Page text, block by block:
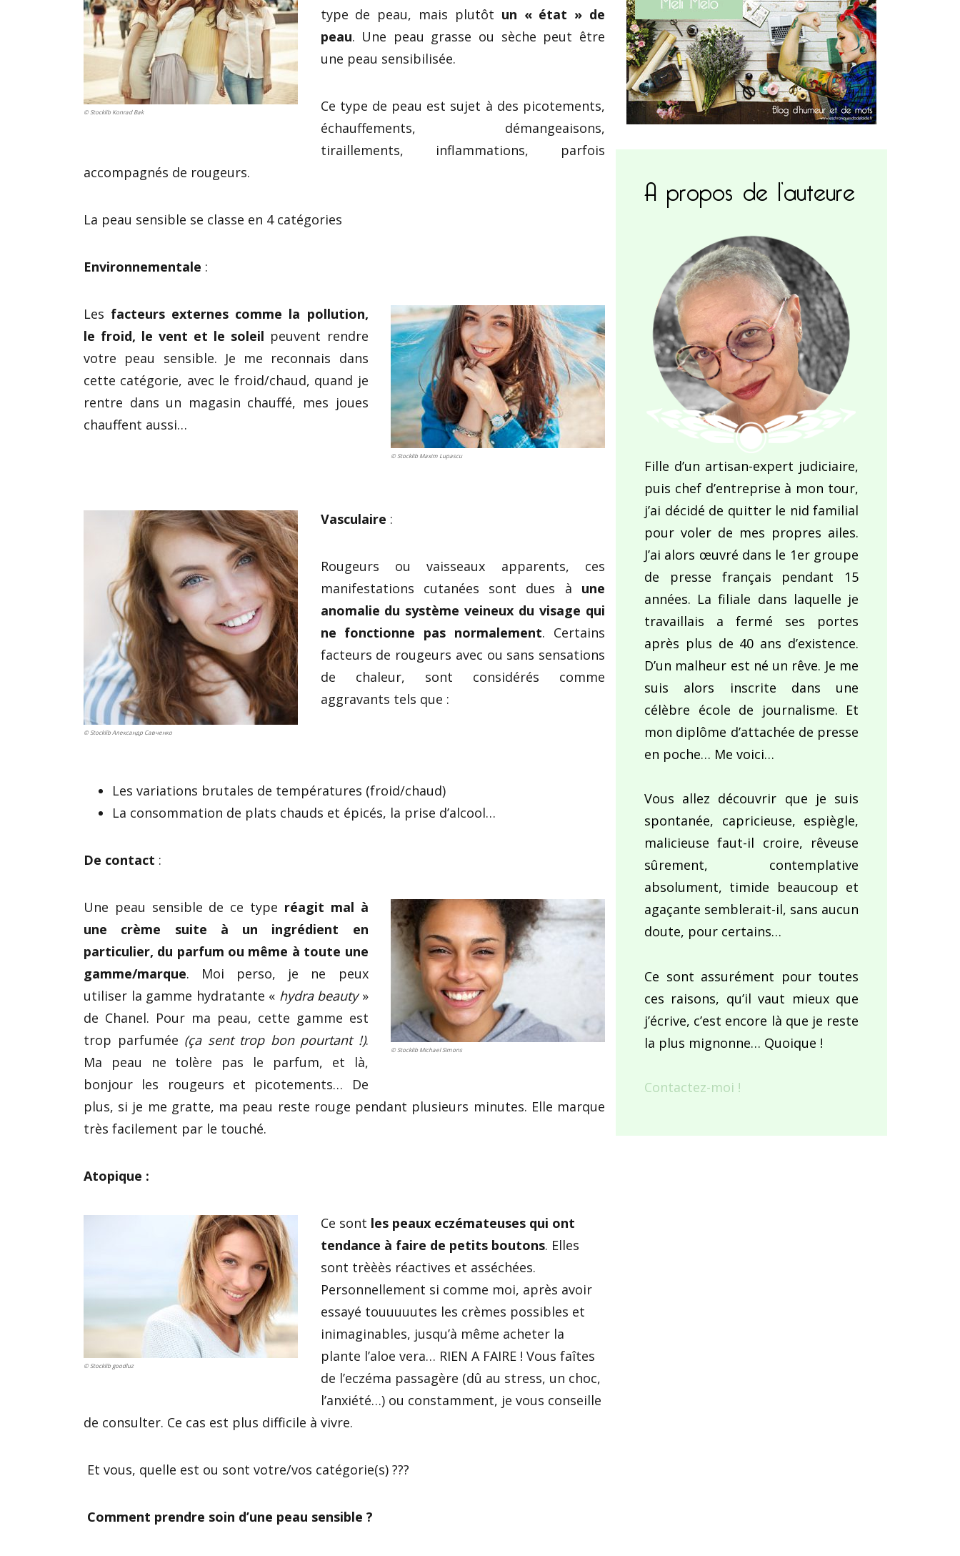
© Stocklib Konrad Bak
type de peau, mais plutôt un « état » de
peau. Une peau grasse ou sèche peut être
une peau sensibilisée.
Ce type de peau est sujet à des picotements,
échauffements, démangeaisons,
tiraillements, inflammations, parfois
accompagnés de rougeurs.
La peau sensible se classe en 4 catégories
Environnementale :
© Stocklib Maxim Lupascu
Les facteurs externes comme la pollution,
le froid, le vent et le soleil peuvent rendre
votre peau sensible. Je me reconnais dans
cette catégorie, avec le froid/chaud, quand je
rentre dans un magasin chauffé, mes joues
chauffent aussi…
© Stocklib Александр Савченко
Vasculaire :
Rougeurs ou vaisseaux apparents, ces
manifestations cutanées sont dues à une
anomalie du système veineux du visage qui
ne fonctionne pas normalement. Certains
facteurs de rougeurs avec ou sans sensations
de chaleur, sont considérés comme
aggravants tels que :
Les variations brutales de températures (froid/chaud)
La consommation de plats chauds et épicés, la prise d’alcool…
De contact :
© Stocklib Michael Simons
Une peau sensible de ce type réagit mal à
une crème suite à un ingrédient en
particulier, du parfum ou même à toute une
gamme/marque. Moi perso, je ne peux
utiliser la gamme hydratante « hydra beauty»
de Chanel. Pour ma peau, cette gamme est
trop parfumée (ça sent trop bon pourtant !).
Ma peau ne tolère pas le parfum, et là,
bonjour les rougeurs et picotements… De
plus, si je me gratte, ma peau reste rouge pendant plusieurs minutes. Elle marque
très facilement par le touché.
Atopique :
© Stocklib goodluz
Ce sont les peaux eczémateuses qui ont
tendance à faire de petits boutons. Elles
sont trèèès réactives et asséchées.
Personnellement si comme moi, après avoir
essayé touuuuutes les crèmes possibles et
inimaginables, jusqu’à même acheter la
plante l’aloe vera… RIEN A FAIRE ! Vous faîtes
de l’eczéma passagère (dû au stress, un choc,
l’anxiété…) ou constamment, je vous conseille
de consulter. Ce cas est plus difficile à vivre.
Et vous, quelle est ou sont votre/vos catégorie(s) ???
Comment prendre soin d’une peau sensible ?
A propos de l’auteure
Fille d’un artisan-expert judiciaire,
puis chef d’entreprise à mon tour,
j’ai décidé de quitter le nid familial
pour voler de mes propres ailes.
J’ai alors œuvré dans le 1er groupe
de presse français pendant 15
années. La filiale dans laquelle je
travaillais a fermé ses portes
après plus de 40 ans d’existence.
D’un malheur est né un rêve. Je me
suis alors inscrite dans une
célèbre école de journalisme. Et
mon diplôme d’attachée de presse
en poche… Me voici…
Vous allez découvrir que je suis
spontanée, capricieuse, espiègle,
malicieuse faut-il croire, rêveuse
sûrement, contemplative
absolument, timide beaucoup et
agaçante semblerait-il, sans aucun
doute, pour certains…
Ce sont assurément pour toutes
ces raisons, qu’il vaut mieux que
j’écrive, c’est encore là que je reste
la plus mignonne… Quoique !
Contactez-moi !